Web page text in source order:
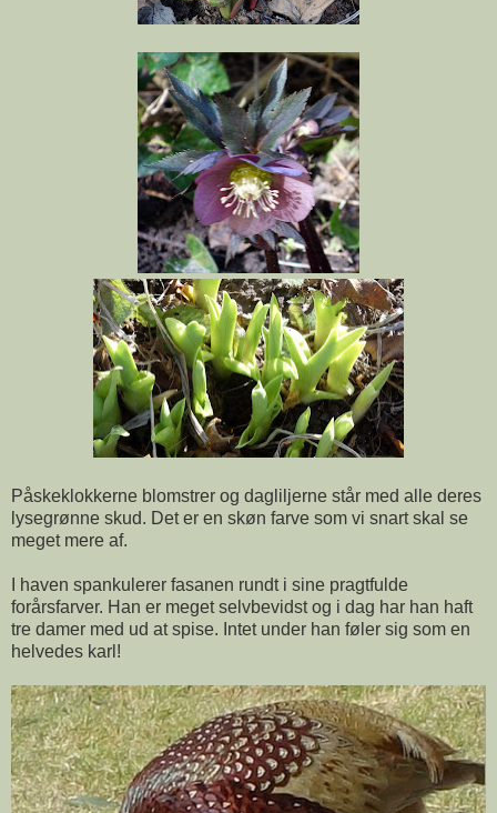
Påskeklokkerne blomstrer og dagliljerne står med alle deres
lysegrønne skud. Det er en skøn farve som vi snart skal se
meget mere af.
I haven spankulerer fasanen rundt i sine pragtfulde
forårsfarver. Han er meget selvbevidst og i dag har han haft
tre damer med ud at spise. Intet under han føler sig som en
helvedes karl!